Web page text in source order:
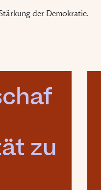
der Demokratie.
zu